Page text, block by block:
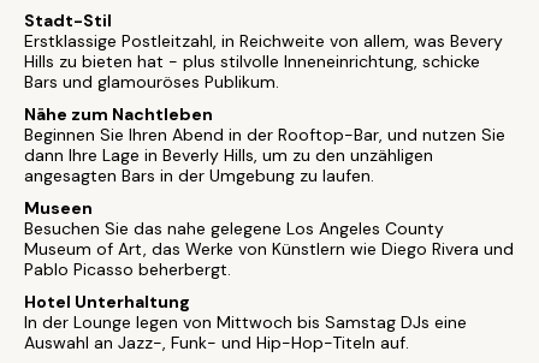
Stadt-Stil
Erstklassige Postleitzahl, in Reichweite von allem, was Bevery
Hills zu bieten hat - plus stilvolle Inneneinrichtung, schicke
Bars und glamouröses Publikum.
Nähe zum Nachtleben
Beginnen Sie Ihren Abend in der Rooftop-Bar, und nutzen Sie
dann Ihre Lage in Beverly Hills, um zu den unzähligen
angesagten Bars in der Umgebung zu laufen.
Museen
Besuchen Sie das nahe gelegene Los Angeles County
Museum of Art, das Werke von Künstlern wie Diego Rivera und
Pablo Picasso beherbergt.
Hotel Unterhaltung
In der Lounge legen von Mittwoch bis Samstag DJs eine
Auswahl an Jazz-, Funk- und Hip-Hop-Titeln auf.